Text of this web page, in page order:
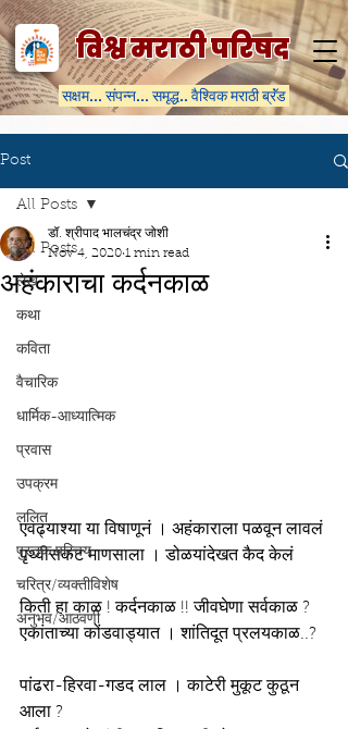
विश्व मराठी परिषद
सक्षम... संपन्न... समृद्ध.. वैश्विक मराठी ब्रॅंड
Post
All Posts
लेख
कथा
कविता
वैचारिक
धार्मिक-आध्यात्मिक
प्रवास
उपक्रम
ललित
पुस्तक परिचय
चरित्र/व्यक्तीविशेष
अनुभव/आठवणी
All Posts
अहंकाराचा कर्दनकाळ
डॉ. श्रीपाद भालचंद्र जोशी
Nov 4, 2020 1 min read
एवढ्याश्या या विषाणूनं । अहंकाराला पळवून लावलं
पृथ्वीसकट माणसाला । डोळयांदेखत कैद केलं
किती हा काळ ! कर्दनकाळ !! जीवघेणा सर्वकाळ ?
एकांताच्या कोंडवाड्यात । शांतिदूत प्रलयकाळ..?
पांढरा-हिरवा-गडद लाल । काटेरी मुकूट कुठून
आला ?